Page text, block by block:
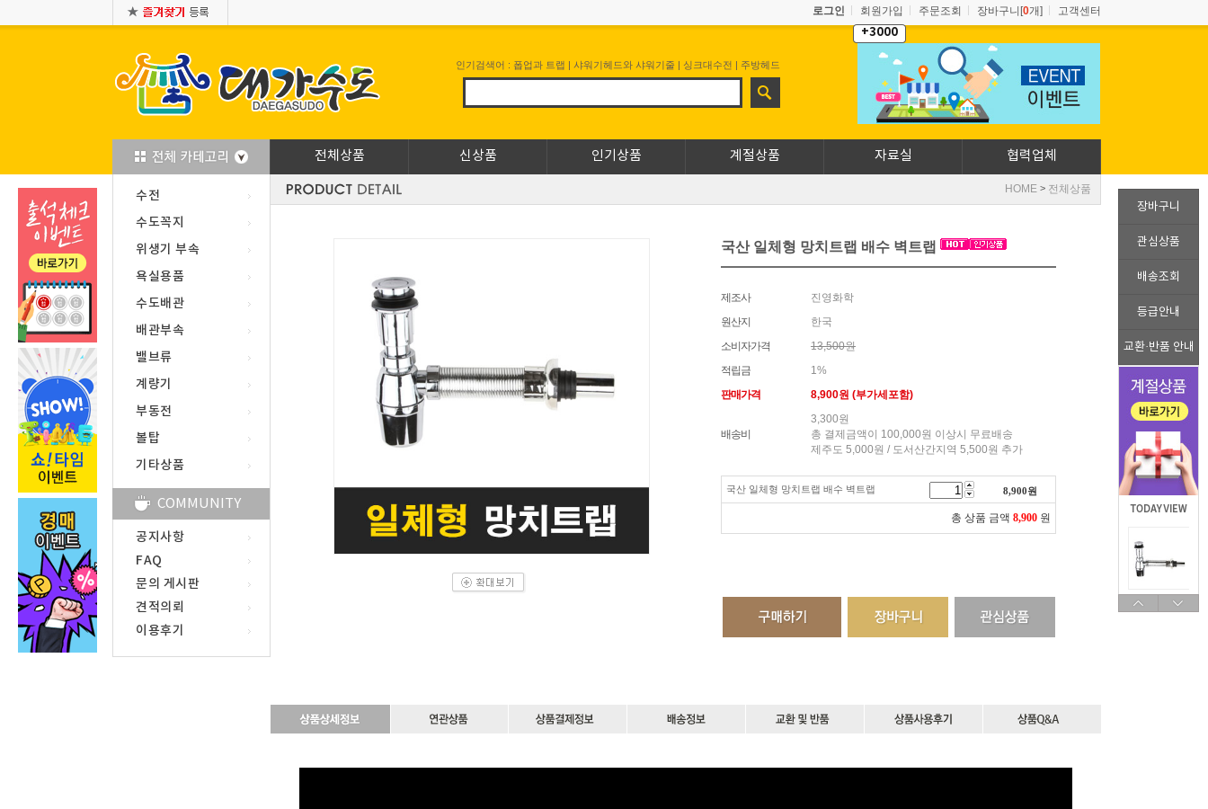
장바구니
관심상품
배송조회
등급안내
교환·반품 안내
+3000
로그인 회원가입 주문조회 장바구니[0개] 고객센터
인기검색어 : 폽업과 트랩 | 샤워기헤드와 샤워기줄 | 싱크대수전 | 주방헤드
전체상품 신상품 인기상품 계절상품 자료실 협력업체
수전
수도꼭지
위생기 부속
욕실용품
수도배관
배관부속
밸브류
계량기
부동전
볼탑
기타상품
COMMUNITY
공지사항
FAQ
문의 게시판
견적의뢰
이용후기
HOME > 전체상품
국산 일체형 망치트랩 배수 벽트랩
제조사
진영화학
원산지
한국
소비자가격
13,500원
적립금
1%
판매가격
8,900원 (부가세포함)
배송비
3,300원
총 결제금액이 100,000원 이상시 무료배송
제주도 5,000원 / 도서산간지역 5,500원 추가
국산 일체형 망치트랩 배수 벽트랩 8,900원
총 상품 금액 8,900 원